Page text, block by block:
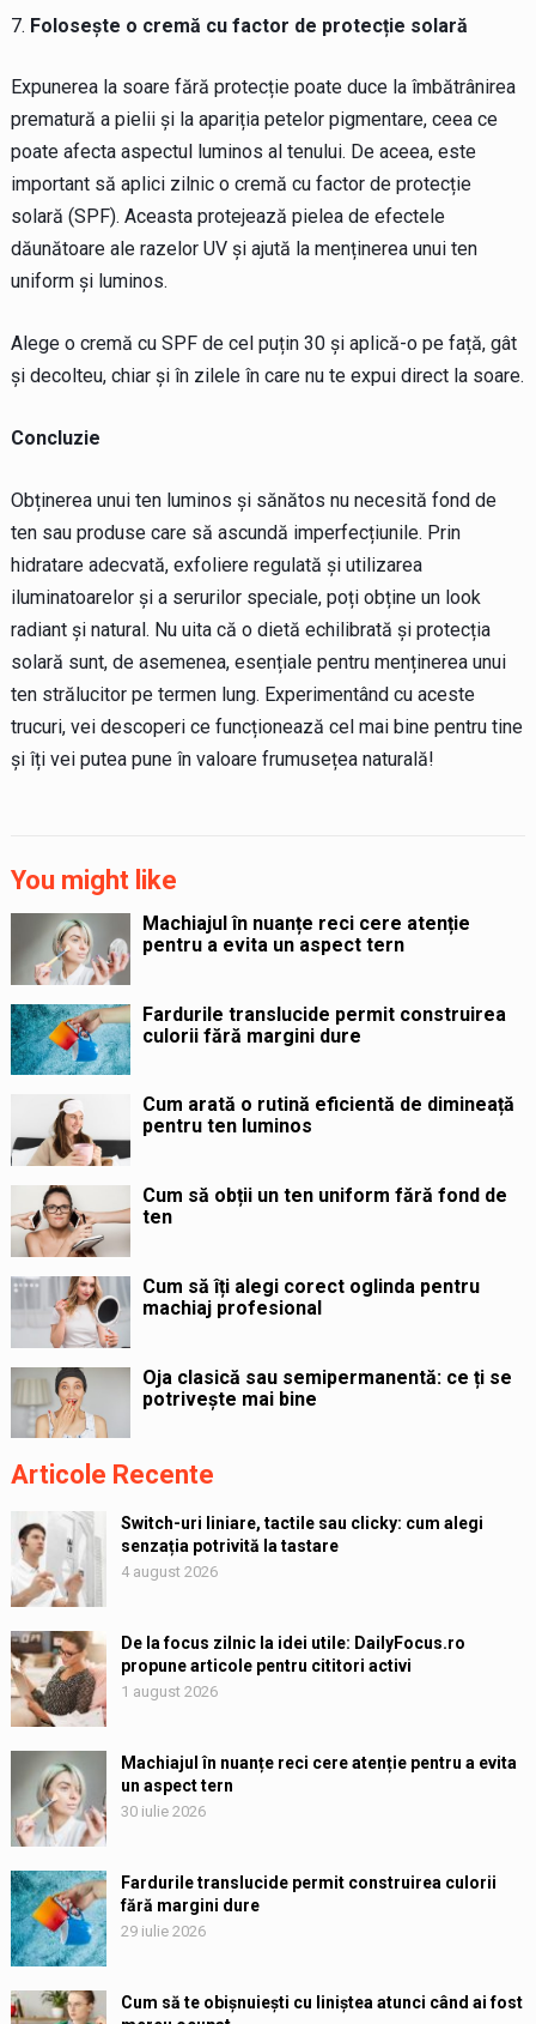
Folosește o cremă cu factor de protecție solară
Expunerea la soare fără protecție poate duce la îmbătrânirea
prematură a pielii și la apariția petelor pigmentare, ceea ce
poate afecta aspectul luminos al tenului. De aceea, este
important să aplici zilnic o cremă cu factor de protecție
solară (SPF). Aceasta protejează pielea de efectele
dăunătoare ale razelor UV și ajută la menținerea unui ten
uniform și luminos.
Alege o cremă cu SPF de cel puțin 30 și aplică-o pe față, gât
și decolteu, chiar și în zilele în care nu te expui direct la soare.
Concluzie
Obținerea unui ten luminos și sănătos nu necesită fond de
ten sau produse care să ascundă imperfecțiunile. Prin
hidratare adecvată, exfoliere regulată și utilizarea
iluminatoarelor și a serurilor speciale, poți obține un look
radiant și natural. Nu uita că o dietă echilibrată și protecția
solară sunt, de asemenea, esențiale pentru menținerea unui
ten strălucitor pe termen lung. Experimentând cu aceste
trucuri, vei descoperi ce funcționează cel mai bine pentru tine
și îți vei putea pune în valoare frumusețea naturală!
You might like
Machiajul în nuanțe reci cere atenție
pentru a evita un aspect tern
Fardurile translucide permit construirea
culorii fără margini dure
Cum arată o rutină eficientă de dimineață
pentru ten luminos
Cum să obții un ten uniform fără fond de
ten
Cum să îți alegi corect oglinda pentru
machiaj profesional
Oja clasică sau semipermanentă: ce ți se
potrivește mai bine
Articole Recente
Switch-uri liniare, tactile sau clicky: cum alegi
senzația potrivită la tastare
4 august 2026
De la focus zilnic la idei utile: DailyFocus.ro
propune articole pentru cititori activi
1 august 2026
Machiajul în nuanțe reci cere atenție pentru a evita
un aspect tern
30 iulie 2026
Fardurile translucide permit construirea culorii
fără margini dure
29 iulie 2026
Cum să te obișnuiești cu liniștea atunci când ai fost